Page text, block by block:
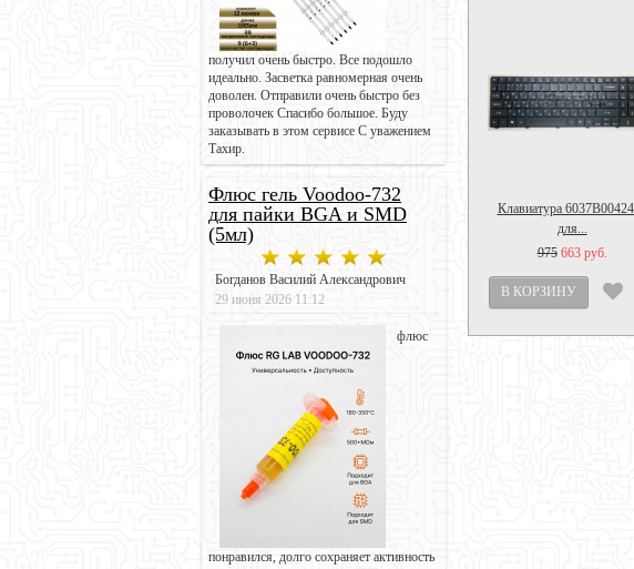
получил очень быстро. Все подошло
идеально. Засветка равномерная очень
доволен. Отправили очень быстро без
проволочек Спасибо большое. Буду
заказывать в этом сервисе С уважением
Тахир.
Флюс гель Voodoo-732
для пайки BGA и SMD
(5мл)
Богданов Василий Александрович
29 июня 2026 11:12
флюс
понравился, долго сохраняет активность
Клавиатура
для...
975 663 руб.